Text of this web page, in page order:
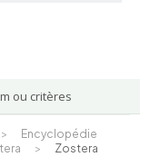
ou critères
>
Encyclopédie
>
Zostera